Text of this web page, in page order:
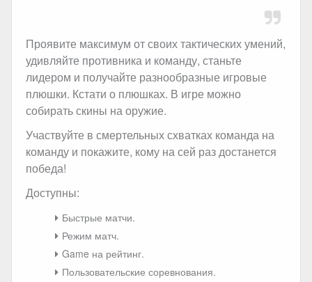
Проявите максимум от своих тактических умений,
удивляйте противника и команду, станьте
лидером и получайте разнообразные игровые
плюшки. Кстати о плюшках. В игре можно
собирать скины на оружие.
Участвуйте в смертельных схватках команда на
команду и покажите, кому на сей раз достанется
победа!
Доступны:
Быстрые матчи.
Режим матч.
Game на рейтинг.
Пользовательские соревнования.